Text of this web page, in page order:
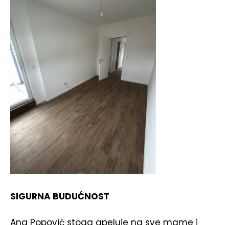
SIGURNA BUDUĆNOST
Ana Popović stoga apeluje na sve mame i